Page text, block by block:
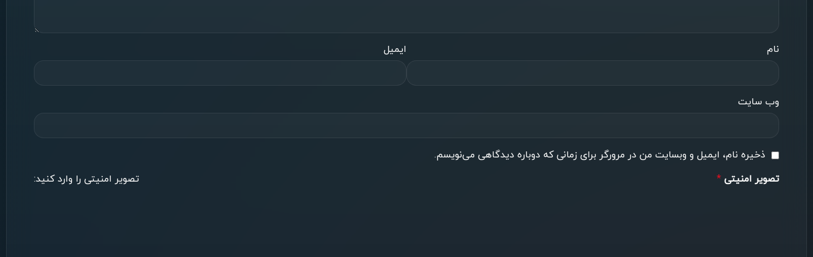
نام ایمیل
وب‌ سایت
ذخیره نام، ایمیل و وبسایت من در مرورگر برای زمانی که دوباره دیدگاهی می‌نویسم.
تصویر امنیتی * تصویر امنیتی را وارد کنید: